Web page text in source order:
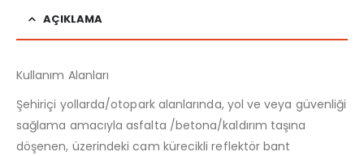
AÇIKLAMA
Kullanım Alanları
Şehiriçi yollarda/otopark alanlarında, yol ve veya güvenliği
sağlama amacıyla asfalta /betona/kaldırım taşına
döşenen, üzerindeki cam kürecikli reflektör bant